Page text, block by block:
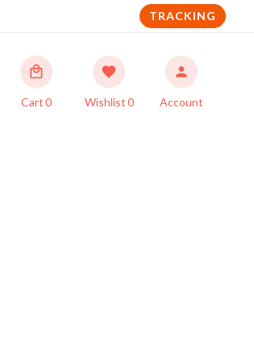
TRACKING
Cart0 Wishlist0 Account